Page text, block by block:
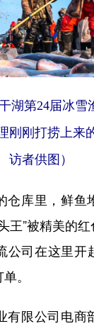
湖第24届冰
刚刚打捞上来
访者供图）
库里，鲜鱼
王”被精美的
公司在这里开
。
限公司电商